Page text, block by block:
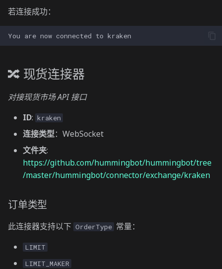
若连接成功：
🔀 现货连接器
对接现货市场 API 接口
ID: kraken
连接类型：WebSocket
文件夹:
https://github.com/hummingbot/hummingbot/tree
/master/hummingbot/connector/exchange/kraken
订单类型
此连接器支持以下 OrderType 常量：
LIMIT
LIMIT_MAKER